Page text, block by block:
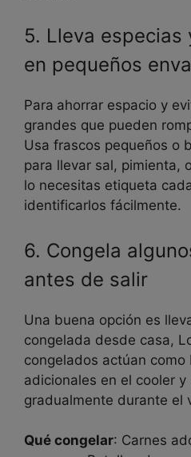
5. Lleva especias
en pequeños
Para ahorrar espacio y
grandes que pueden
Usa frascos pequeños o
para llevar sal, pimienta,
lo necesitas etiqueta
identificarlos fácilmente.
6. Congela
antes de salir
Una buena opción es
congelada desde casa,
congelados actúan
adicionales en el cooler
gradualmente durante el
Qué congelar: Carnes